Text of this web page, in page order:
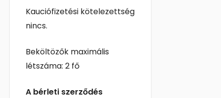
Kauciófizetési kötelezettség
nincs.
Beköltözők maximális
létszáma: 2 fő
A bérleti szerződés